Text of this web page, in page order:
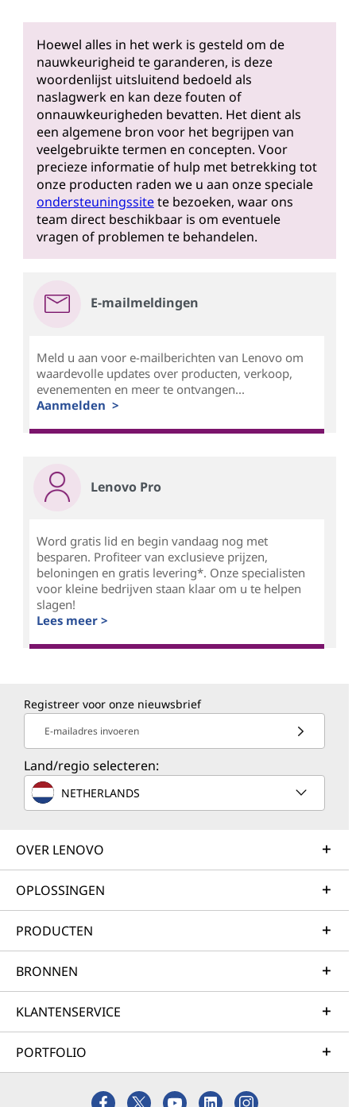
Hoewel alles in het werk is gesteld om de
nauwkeurigheid te garanderen, is deze
woordenlijst uitsluitend bedoeld als
naslagwerk en kan deze fouten of
onnauwkeurigheden bevatten. Het dient als
een algemene bron voor het begrijpen van
veelgebruikte termen en concepten. Voor
precieze informatie of hulp met betrekking tot
onze producten raden we u aan onze speciale
ondersteuningssitete bezoeken, waar ons
team direct beschikbaar is om eventuele
vragen of problemen te behandelen.
E-mailmeldingen
Meld u aan voor e-mailberichten van Lenovo om
waardevolle updates over producten, verkoop,
evenementen en meer te ontvangen...
Aanmelden >
Lenovo Pro
Word gratis lid en begin vandaag nog met
besparen. Profiteer van exclusieve prijzen,
beloningen en gratis levering*. Onze specialisten
voor kleine bedrijven staan klaar om u te helpen
slagen!
Lees meer >
Registreer voor onze nieuwsbrief
E-mailadres invoeren
Land/regio selecteren:
NETHERLANDS
OVER LENOVO
OPLOSSINGEN
PRODUCTEN
BRONNEN
KLANTENSERVICE
PORTFOLIO